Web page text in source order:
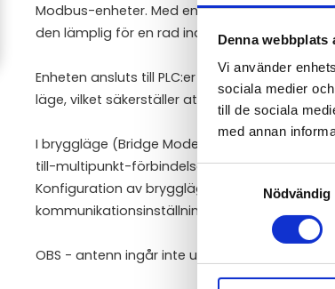
Denna webbplats
Vi använder
sociala medier
till de sociala
med annan
Samtyckesval
Nödvändig
Modbus-enheter. Med en uteffekt på 500
den lämplig för en rad industriella applikationer.
Enheten ansluts till PLC:er via RS232- eller
läge, vilket säkerställer att data skickas utan
I bryggläge (Bridge Mode) kan ACW-DINRS+
till-multipunkt-förbindelser mellan flera
Konfiguration av bryggläget sker via ACW-
kommunikationsinställningar enkelt kan
OBS - antenn ingår inte utan säljs separat.